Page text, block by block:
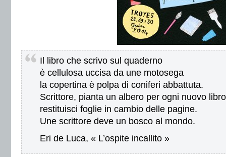
Il libro che scrivo sul quaderno
è cellulosa uccisa da une motosega
la copertina è polpa di coniferi abbattuta.
Scrittore, pianta un albero per ogni nuovo
restituisci foglie in cambio delle pagine.
Une scrittore deve un bosco al mondo.
Eri de Luca, « L’ospite incallito »